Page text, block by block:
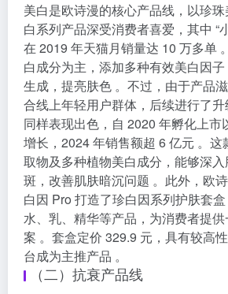
美白是欧诗漫的核心产品线，以珍
白系列产品深受消费者喜爱，其中 “
在 2019 年天猫月销量达 10 万多单
白成分为主，添加多种有效美白因
生成，提亮肤色 。不过，由于产品
合线上年轻用户群体，后续进行了
同样表现出色，自 2020 年孵化上市
增长，2024 年销售额超 6 亿元 。这
取物及多种植物美白成分，能够深
斑，改善肌肤暗沉问题 。此外，欧
白因 Pro 打造了珍白因系列护肤套盒
水、乳、精华等产品，为消费者提
案 。套盒定价 329.9 元，具有较高
台成为主推产品 。
（二）抗衰产品线